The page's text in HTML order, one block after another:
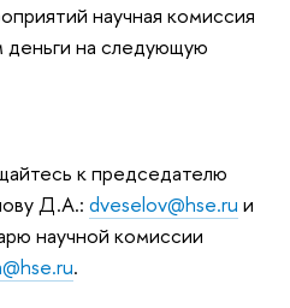
научная комиссия
на следующую
к председателю
Д.А.: dveselov@hse.ru и
научной комиссии
.